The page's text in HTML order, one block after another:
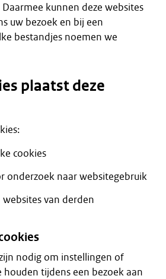
kunnen deze websites
uw bezoek en bij een
bestandjes noemen we
plaatst deze
cookies
onderzoek naar websitegebruik
websites van derden
nodig om instellingen of
tijdens een bezoek aan